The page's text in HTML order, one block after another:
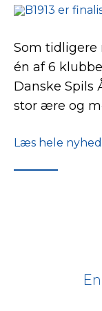
Som tidligere
én af 6
Danske Spils
stor ære og
Læs hele